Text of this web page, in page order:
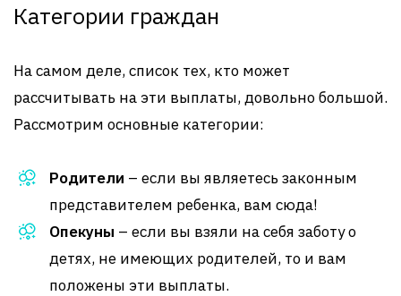
Категории граждан
На самом деле, список тех, кто может
рассчитывать на эти выплаты, довольно большой.
Рассмотрим основные категории:
Родители – если вы являетесь законным
представителем ребенка, вам сюда!
Опекуны – если вы взяли на себя заботу о
детях, не имеющих родителей, то и вам
положены эти выплаты.